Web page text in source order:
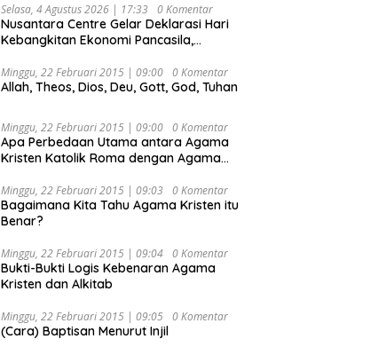
Selasa, 4 Agustus 2026 | 17:33 0 Komentar
Nusantara Centre Gelar Deklarasi Hari
Kebangkitan Ekonomi Pancasila,
Djojohadikusumo Anti Penjajahan
(Pergolakan Ekonomi Politik Indonesia) &
Undang Perekonomian Nasional dan
Kesejahteraan Sosial dalam Menata
Bangsa Menuju Indonesia Emas 2045”,
Minggu, 22 Februari 2015 | 09:00 0 Komentar
Allah, Theos, Dios, Deu, Gott, God, Tuhan
Minggu, 22 Februari 2015 | 09:00 0 Komentar
Apa Perbedaan Utama antara Agama
Kristen Katolik Roma dengan Agama
Minggu, 22 Februari 2015 | 09:03 0 Komentar
Bagaimana Kita Tahu Agama Kristen itu
Benar?
Minggu, 22 Februari 2015 | 09:04 0 Komentar
Bukti-Bukti Logis Kebenaran Agama
Kristen dan Alkitab
Minggu, 22 Februari 2015 | 09:05 0 Komentar
(Cara) Baptisan Menurut Injil